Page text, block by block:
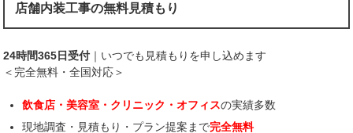
店舗内装工事の無料見積もり
24時間365日受付 ｜いつでも見積もりを申し込めます
＜完全無料・全国対応＞
飲食店・美容室・クリニック・オフィスの実績多数
現地調査・見積もり・プラン提案まで完全無料